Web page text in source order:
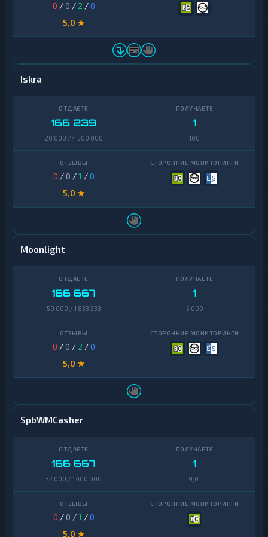
0 / 0 / 2 /0
5,0 ★
Iskra
166 239
20 000 / 4 500 000
1
100
0 / 0 /1 /0
5,0 ★
Moonlight
166 667
50 000 / 1 833 333
1
5 000
0 / 0 / 2 /0
5,0 ★
SpbWMCasher
166 667
32 000 / 1 400 000
1
9,01
0 / 0 /1 /0
5,0 ★